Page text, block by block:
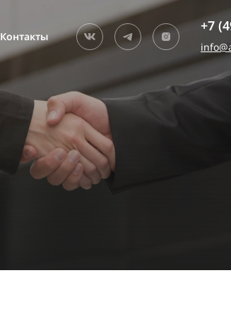
Контакты
+7